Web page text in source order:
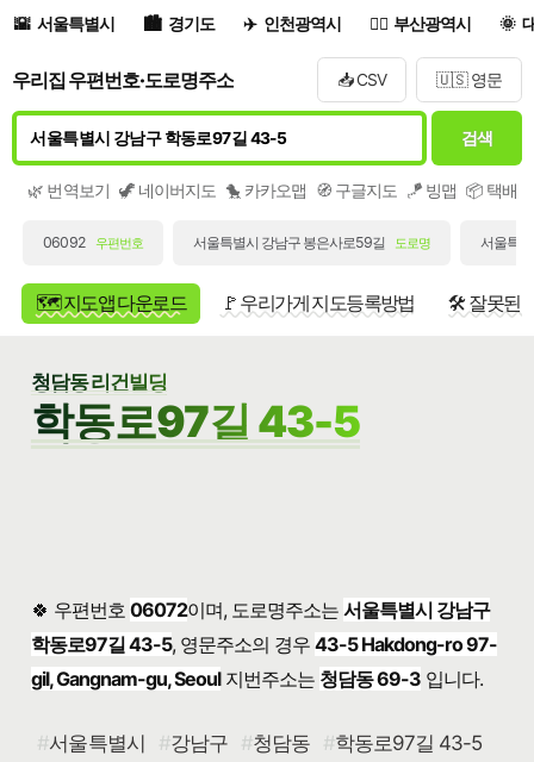
서울특별시 경기도 인천광역시 부산광역시
우리집 우편번호·도로명주소 📥 CSV 🇺🇸 영문
검색
🌿 번역보기 🦖 네이버지도 🐤 카카오맵 🧭 구글지도 🪁 빙맵 📦 택배/
06092 우편번호 서울특별시 강남구 봉은사로59길 도로명 서울특
🗺️ 지도앱 다운로드 🚩 우리가게 지도등록방법 🛠️ 잘못된
청담동 리건빌딩
학동로97길 43-5
🍀 우편번호 06072이며, 도로명주소는서울특별시 강남구
학동로97길 43-5, 영문주소의 경우43-5 Hakdong-ro 97-
gil, Gangnam-gu, Seoul지번주소는 청담동 69-3 입니다.
서울특별시 강남구 청담동 학동로97길 43-5